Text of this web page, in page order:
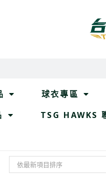
球衣專區
TSG HAWKS
依最新項目排序